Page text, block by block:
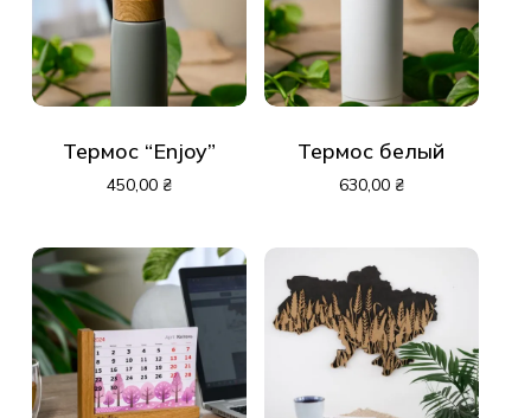
Термос “Enjoy”
450,00 ₴
Термос белый
630,00 ₴